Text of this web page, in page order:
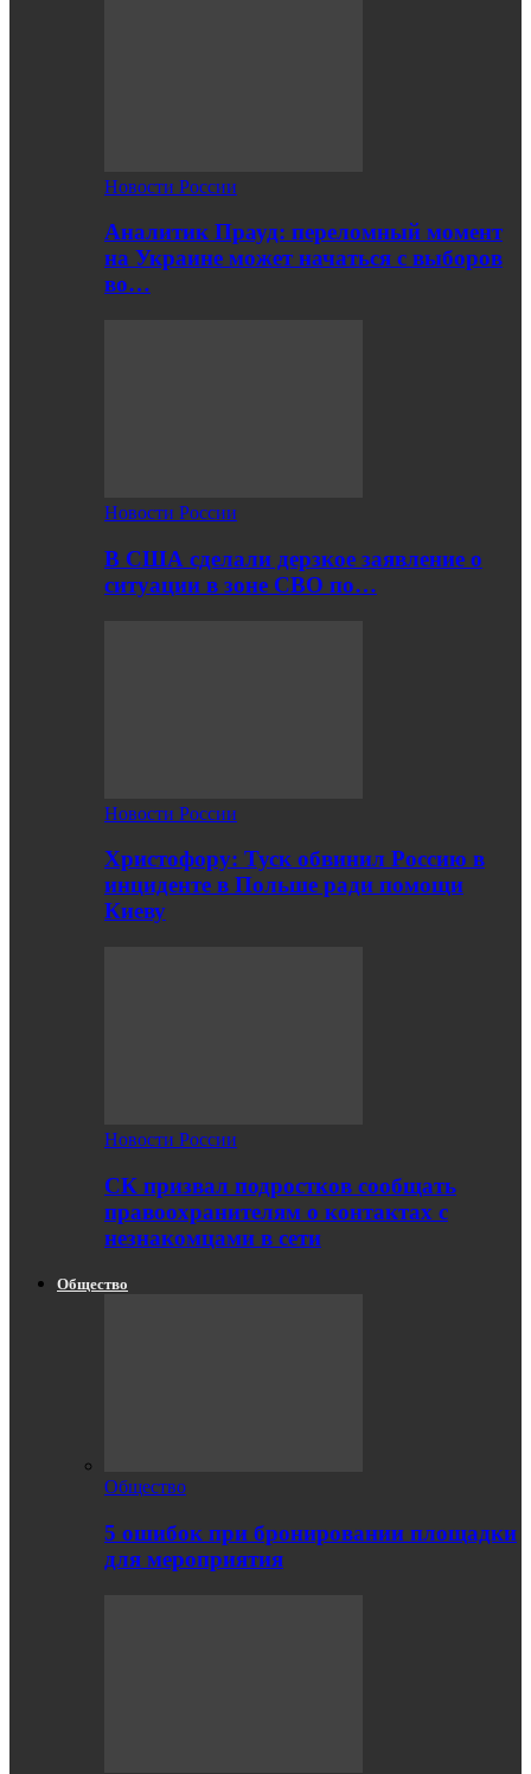
Новости России
Аналитик Прауд: переломный момент
на Украине может начаться с выборов
во…
Новости России
В США сделали дерзкое заявление о
ситуации в зоне СВО по…
Новости России
Христофору: Туск обвинил Россию в
инциденте в Польше ради помощи
Киеву
Новости России
СК призвал подростков сообщать
правоохранителям о контактах с
незнакомцами в сети
Общество
Общество
5 ошибок при бронировании площадки
для мероприятия